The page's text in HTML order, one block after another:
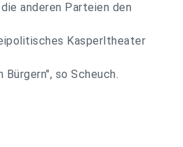
anderen Parteien den
Kasperltheater
so Scheuch.